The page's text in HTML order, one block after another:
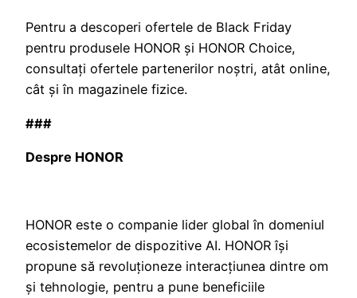
Pentru a descoperi ofertele de Black Friday
pentru produsele HONOR și HONOR Choice,
consultați ofertele partenerilor noștri, atât online,
cât și în magazinele fizice.
###
Despre HONOR
HONOR este o companie lider global în domeniul
ecosistemelor de dispozitive AI. HONOR își
propune să revoluționeze interacțiunea dintre om
și tehnologie, pentru a pune beneficiile